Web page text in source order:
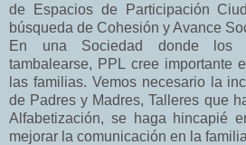
de Espacios de Participación
búsqueda de Cohesión y Avance
En una Sociedad donde los
tambalearse, PPL cree importante
las familias. Vemos necesario la
de Padres y Madres, Talleres que
Alfabetización, se haga hincapié
mejorar la comunicación en la